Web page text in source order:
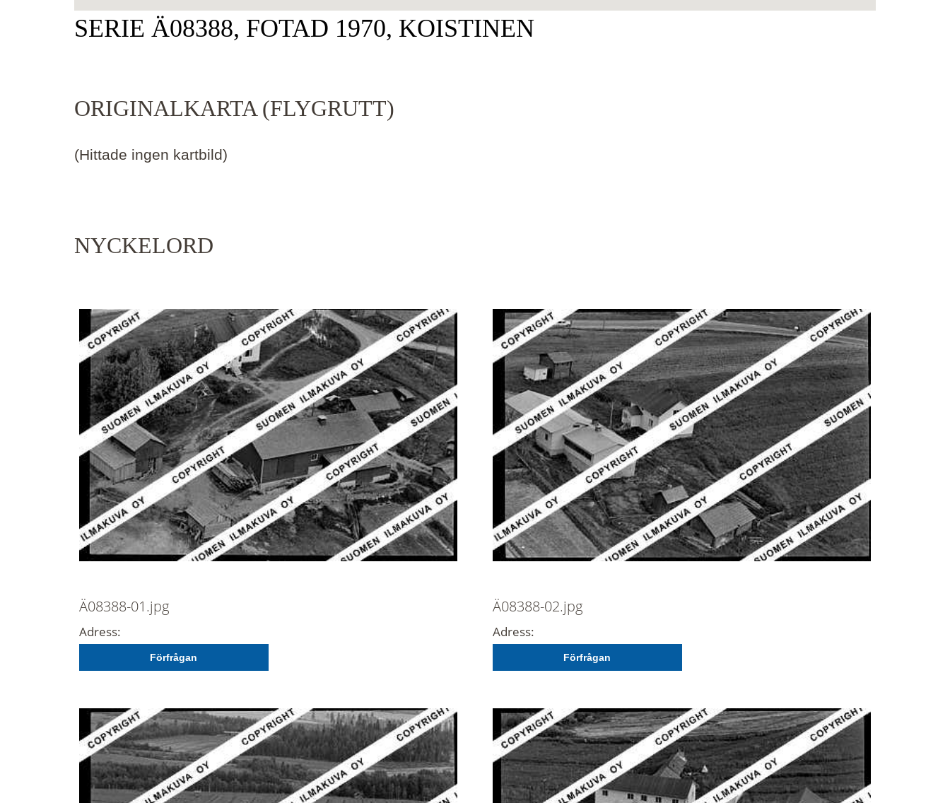
SERIE Ä08388, FOTAD 1970, KOISTINEN
ORIGINALKARTA (FLYGRUTT)
(Hittade ingen kartbild)
NYCKELORD
Ä08388-01.jpg
Adress:
Förfrågan
Ä08388-02.jpg
Adress:
Förfrågan